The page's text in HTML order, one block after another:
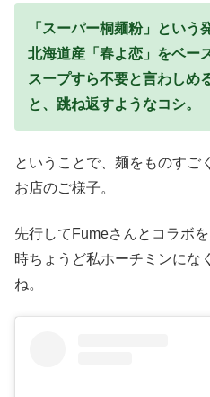
「スーパー桐麺粉」という
北海道産「春よ恋」をベー
スープすら不要と言わしめ
と、 跳ね返すようなコシ。
ということで、麺をものすご
お店のご様子。
先行してFumeさんとコラボ
時ちょうど私ホーチミンにな
ね。